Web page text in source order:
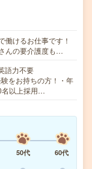
働けるお仕事です！
んの要介護度も…
語力不要
をお持ちの方！・年
名以上採用…
50代
60代